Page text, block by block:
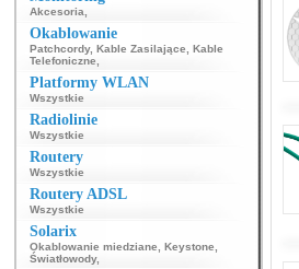
Akcesoria
Okablowanie
Patchcordy, Kable Zasilające
Kable
Telefoniczne
Platformy WLAN
Wszystkie
Radiolinie
Wszystkie
Routery
Wszystkie
Routery ADSL
Wszystkie
Solarix
Okablowanie miedziane Keystone
Światłowody,